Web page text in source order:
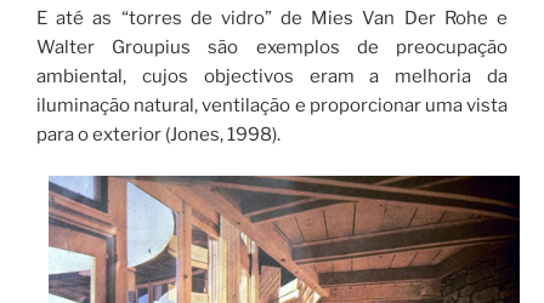
E até as “torres de vidro” de Mies Van Der Rohe e
Walter Groupius são exemplos de preocupação
ambiental, cujos objectivos eram a melhoria da
iluminação natural, ventilação e proporcionar uma vista
para o exterior (Jones, 1998).